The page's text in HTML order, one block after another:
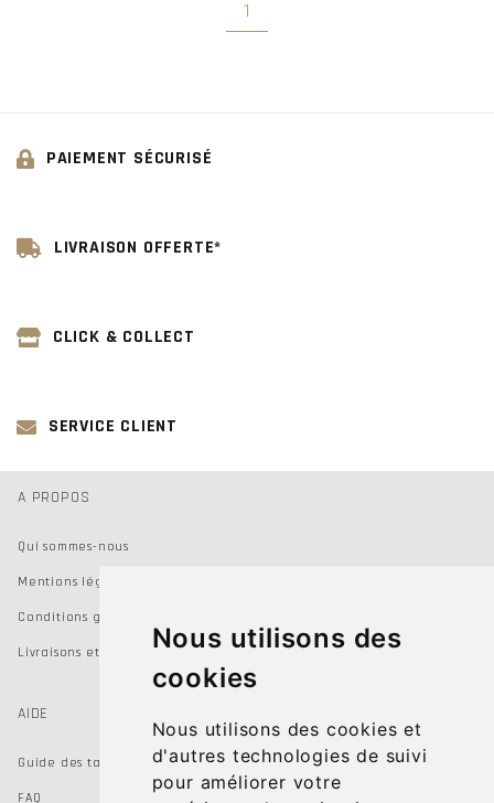
Nous utilisons des
cookies
Nous utilisons des cookies et
d'autres technologies de suivi
pour améliorer votre
1
PAIEMENT SÉCURISÉ
LIVRAISON OFFERTE*
CLICK & COLLECT
SERVICE CLIENT
A PROPOS
Qui sommes-nous
Mentions légales
Conditions générales de vente
Livraisons et Retours
AIDE
Guide des tailles
FAQ